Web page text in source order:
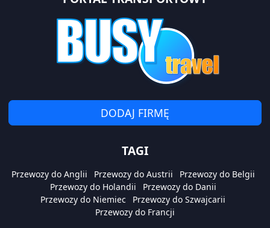
DODAJ FIRMĘ
TAGI
Przewozy do Anglii Przewozy do Austrii
Przewozy do Belgii
Przewozy do Holandii
Przewozy do Danii
Przewozy do Niemiec
Przewozy do Szwajcarii
Przewozy do Francji